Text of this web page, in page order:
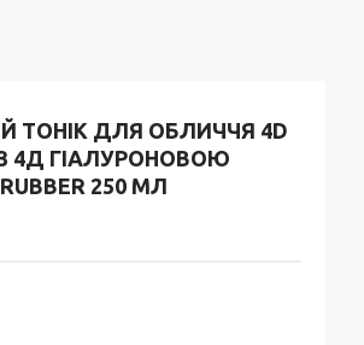
ТОНІК ДЛЯ ОБЛИЧЧЯ 4D
З 4Д ГІАЛУРОНОВОЮ
250 МЛ